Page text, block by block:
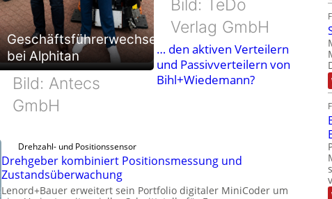
Geschäftsführerwechsel
bei Alphitan
Bild: Antecs
GmbH
Bild: TeDo
Verlag GmbH
… den aktiven Verteilern
und Passivverteilern von
Bihl+Wiedemann?
Drehzahl- und Positionssensor
Drehgeber kombiniert Positionsmessung und
Zustandsüberwachung
Lenord+Bauer erweitert sein Portfolio digitaler MiniCoder um